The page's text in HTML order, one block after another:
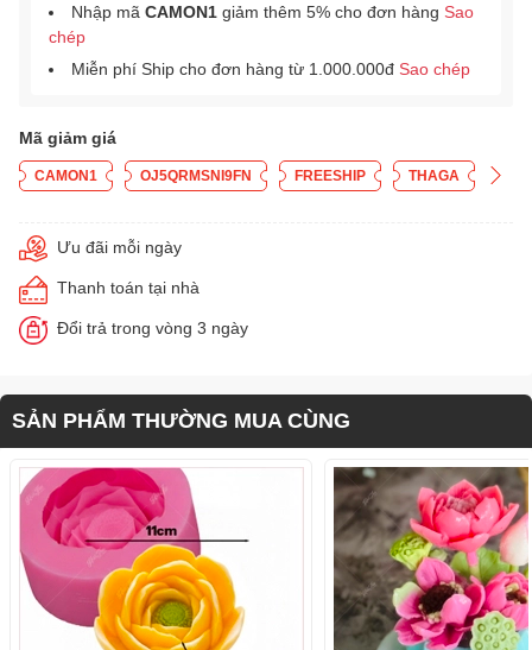
Nhập mã CAMON1 giảm thêm 5% cho đơn hàng Sao
chép
Miễn phí Ship cho đơn hàng từ 1.000.000đ Sao chép
Mã giảm giá
CAMON1 OJ5QRMSNI9FN FREESHIP THAGA
Ưu đãi mỗi ngày
Thanh toán tại nhà
Đổi trả trong vòng 3 ngày
SẢN PHẨM THƯỜNG MUA CÙNG